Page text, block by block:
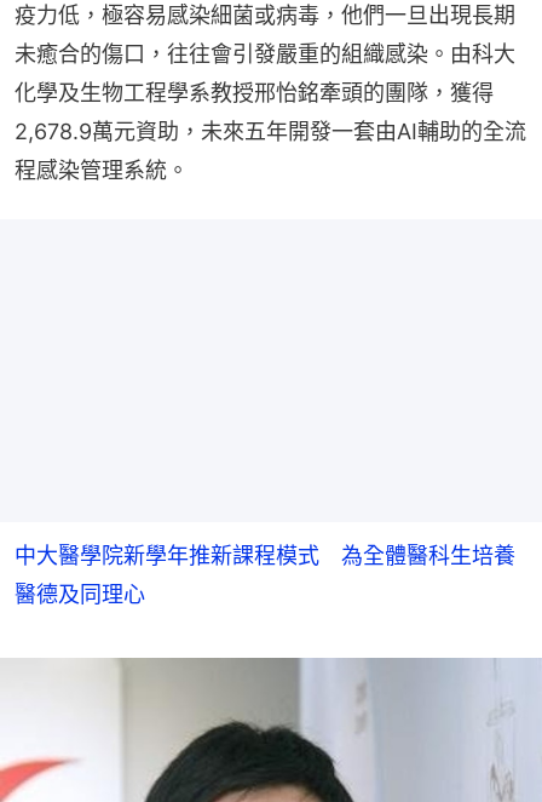
疫力低，極容易感染細菌或病毒，他們一旦出現長期
未癒合的傷口，往往會引發嚴重的組織感染。由科大
化學及生物工程學系教授邢怡銘牽頭的團隊，獲得
2,678.9萬元資助，未來五年開發一套由AI輔助的全流
程感染管理系統。
中大醫學院新學年推新課程模式 為全體醫科生培養
醫德及同理心